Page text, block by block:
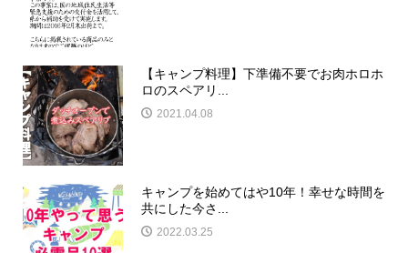
【キャンプ料理】下準備不要でお肉ホロホ
ロのスペアリ...
2021.04.08
キャンプを始めてはや10年！幸せな時間を
共にした今さ...
2022.03.25